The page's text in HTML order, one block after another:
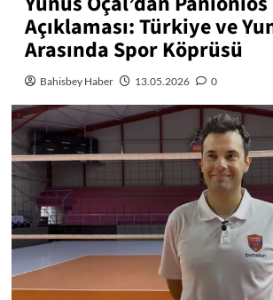
Açıklaması: Türkiye ve
Arasında Spor Köprüsü
Bahisbey Haber 13.05.2026 0